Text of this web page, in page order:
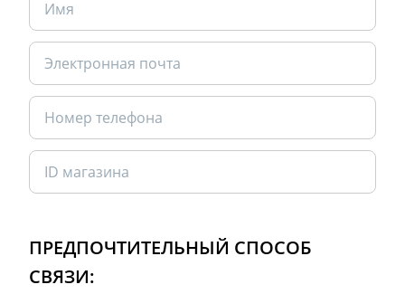
ПРЕДПОЧТИТЕЛЬНЫЙ СПОСОБ
СВЯЗИ: